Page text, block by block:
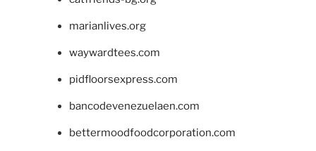
marianlives.org
waywardtees.com
pidfloorsexpress.com
bancodevenezuelaen.com
bettermoodfoodcorporation.com